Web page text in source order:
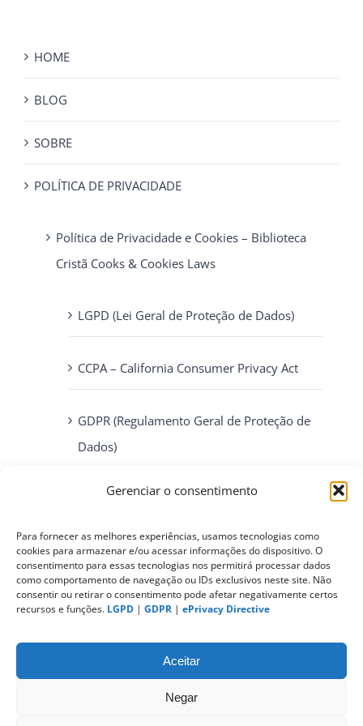
Gerenciar o consentimento
Para fornecer as melhores experiências, usamos tecnologias como
cookies para armazenar e/ou acessar informações do dispositivo. O
consentimento para essas tecnologias nos permitirá processar dados
como comportamento de navegação ou IDs exclusivos neste site. Não
consentir ou retirar o consentimento pode afetar negativamente certos
recursos e funções. LGPD | GDPR | ePrivacy Directive
Aceitar
Negar
HOME
BLOG
SOBRE
POLÍTICA DE PRIVACIDADE
Política de Privacidade e Cookies – Biblioteca
Cristã Cooks & Cookies Laws
LGPD (Lei Geral de Proteção de Dados)
CCPA – California Consumer Privacy Act
GDPR (Regulamento Geral de Proteção de
Dados)
ePrivacy Directive (Diretiva ePrivacidade)
PIPEDA (Personal Information Protection
and Electronic Documents Act)